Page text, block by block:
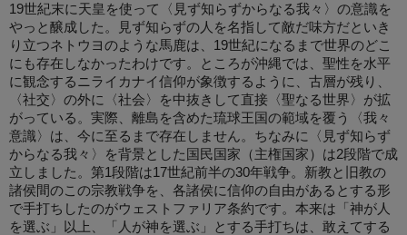
19世紀末に天皇を使って〈見ず知らずからなる我々〉の意識を
やっと醸成した。見ず知らずの人を名指して敵だ味方だといき
り立つネトウヨのような馬鹿は、19世紀になるまで世界のどこ
にも存在しなかったわけです。ところが沖縄では、聖性を水平
に観念するニライカナイ信仰が象徴するように、古層が残り、
〈社交〉の外に〈社会〉を中抜きして直接〈聖なる世界〉が拡
がっている。実際、離島を含めた琉球王国の範域を覆う〈我々
意識〉は、今に至るまで存在しません。ちなみに〈見ず知らず
からなる我々〉を背景とした国民国家（主権国家）は2段階で成
立しました。第1段階は17世紀前半の30年戦争。新教と旧教の
諸侯間のこの宗教戦争を、各諸侯に信仰の自由があるとする形
で手打ちしたのがウェストファリア条約です。本来は「神が人
を選ぶ」以上、「人が神を選ぶ」とする手打ちは、敢えてする